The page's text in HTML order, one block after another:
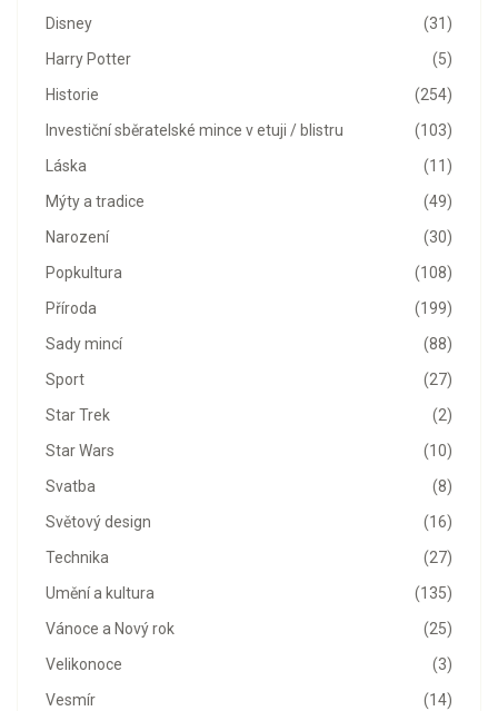
(31)
Disney
(5)
Harry Potter
(254)
Historie
(103)
Investiční sběratelské mince v etuji / blistru
(11)
Láska
(49)
Mýty a tradice
(30)
Narození
(108)
Popkultura
(199)
Příroda
(88)
Sady mincí
(27)
Sport
(2)
Star Trek
(10)
Star Wars
(8)
Svatba
(16)
Světový design
(27)
Technika
(135)
Umění a kultura
(25)
Vánoce a Nový rok
(3)
Velikonoce
(14)
Vesmír